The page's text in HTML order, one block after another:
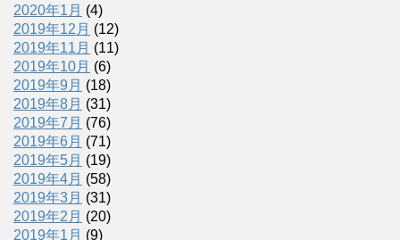
2020年1月 (4)
2019年12月 (12)
2019年11月 (11)
2019年10月 (6)
2019年9月 (18)
2019年8月 (31)
2019年7月 (76)
2019年6月 (71)
2019年5月 (19)
2019年4月 (58)
2019年3月 (31)
2019年2月 (20)
2019年1月 (9)